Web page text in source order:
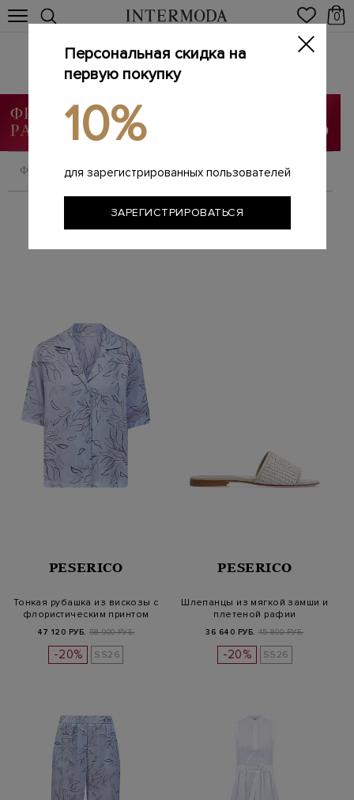
0
PESERICO
Главная / Женщинам / Бренды
ФИЛЬТРОВАТЬ СОРТИРОВАТЬ
PESERICO
Тонкая рубашка из вискозы с
флористическим принтом
47 120 РУБ. 58 900 РУБ.
-20% SS26
PESERICO
Шлепанцы из мягкой замши и
плетеной рафии
36 640 РУБ. 45 800 РУБ.
-20% SS26
Персональная скидка на
первую покупку
10%
для зарегистрированных пользователей
ЗАРЕГИСТРИРОВАТЬСЯ